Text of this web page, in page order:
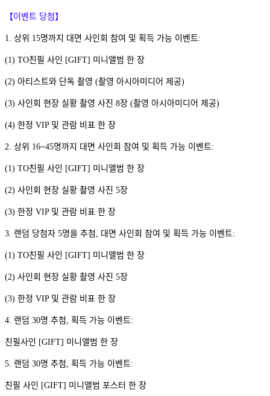
【이벤트 당첨】
1. 상위 15명까지 대면 사인회 참여 및 획득 가능 이벤트:
(1) TO친필 사인 [GIFT] 미니앨범 한 장
(2) 아티스트와 단독 촬영 (촬영 아시아미디어 제공)
(3) 사인회 현장 실황 촬영 사진 8장 (촬영 아시아미디어 제공)
(4) 한정 VIP 및 관람 비표 한 장
2. 상위 16~45명까지 대면 사인회 참여 및 획득 가능 이벤트:
(1) TO친필 사인 [GIFT] 미니앨범 한 장
(2) 사인회 현장 실황 촬영 사진 5장
(3) 한정 VIP 및 관람 비표 한 장
3. 랜덤 당첨자 5명을 추첨, 대면 사인회 참여 및 획득 가능 이벤트:
(1) TO친필 사인 [GIFT] 미니앨범 한 장
(2) 사인회 현장 실황 촬영 사진 5장
(3) 한정 VIP 및 관람 비표 한 장
4. 랜덤 30명 추첨, 획득 가능 이벤트:
친필사인 [GIFT] 미니앨범 한 장
5. 랜덤 30명 추첨, 획득 가능 이벤트:
친필 사인 [GIFT] 미니앨범 포스터 한 장